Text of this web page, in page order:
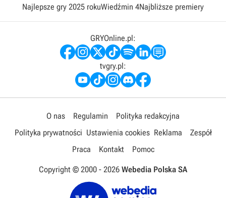
Najlepsze gry 2025 rokuWiedźmin 4Najbliższe premiery
GRYOnline.pl:
tvgry.pl:
O nas Regulamin
Polityka redakcyjna
Polityka prywatności Ustawienia cookies Reklama
Zespół
Praca
Kontakt Pomoc
Copyright © 2000 - 2026 Webedia Polska SA